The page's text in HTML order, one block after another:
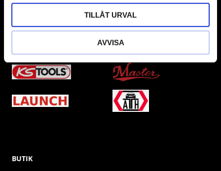
TILLÅT URVAL
AVVISA
Våra främsta leverantörer är KS Tools verktyg, ATH billyftar
& däckmaskiner och Master luftmaskiner. Kontakta oss
gärna om vad som helst då vi gör vårt yttersta för att hjälpa
BUTIK